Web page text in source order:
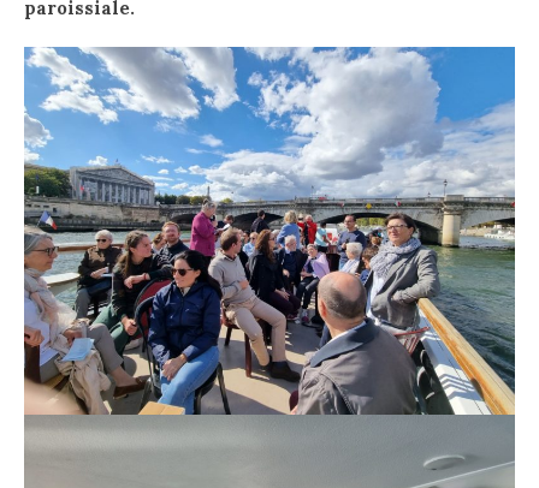
paroissiale.